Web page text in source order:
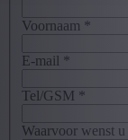
Voornaam *
E-mail *
Tel/GSM *
Waarvoor wenst u